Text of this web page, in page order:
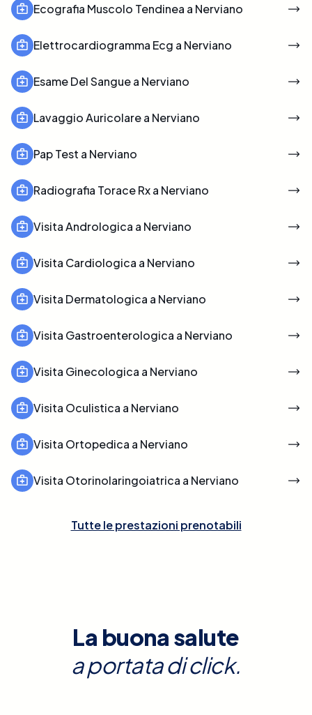
Ecografia Muscolo Tendinea a Nerviano
Elettrocardiogramma Ecg a Nerviano
Esame Del Sangue a Nerviano
Lavaggio Auricolare a Nerviano
Pap Test a Nerviano
Radiografia Torace Rx a Nerviano
Visita Andrologica a Nerviano
Visita Cardiologica a Nerviano
Visita Dermatologica a Nerviano
Visita Gastroenterologica a Nerviano
Visita Ginecologica a Nerviano
Visita Oculistica a Nerviano
Visita Ortopedica a Nerviano
Visita Otorinolaringoiatrica a Nerviano
Tutte le prestazioni prenotabili
La buona salute
a portata di click.